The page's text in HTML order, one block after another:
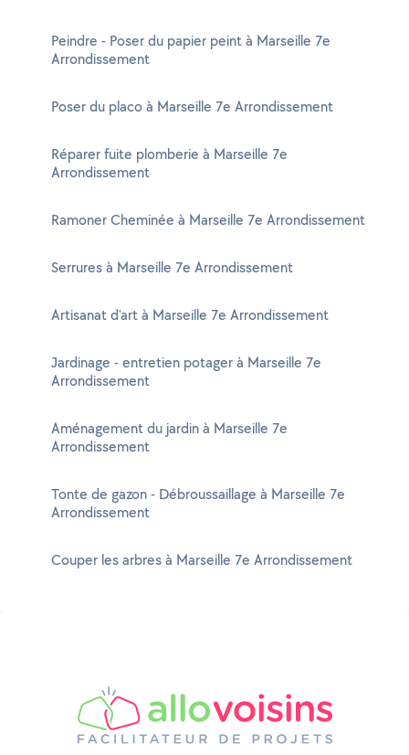
Peindre - Poser du papier peint à Marseille 7e
Arrondissement
Poser du placo à Marseille 7e Arrondissement
Réparer fuite plomberie à Marseille 7e
Arrondissement
Ramoner Cheminée à Marseille 7e Arrondissement
Serrures à Marseille 7e Arrondissement
Artisanat d'art à Marseille 7e Arrondissement
Jardinage - entretien potager à Marseille 7e
Arrondissement
Aménagement du jardin à Marseille 7e
Arrondissement
Tonte de gazon - Débroussaillage à Marseille 7e
Arrondissement
Couper les arbres à Marseille 7e Arrondissement